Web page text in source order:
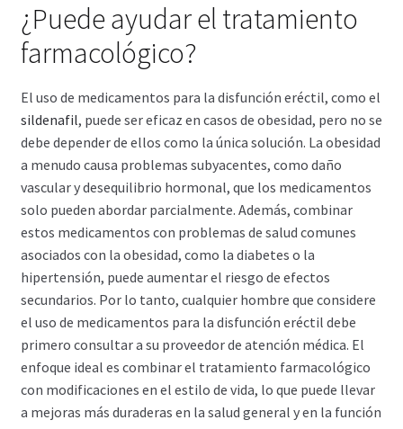
¿Puede ayudar el tratamiento
farmacológico?
El uso de medicamentos para la disfunción eréctil, como el
sildenafil, puede ser eficaz en casos de obesidad, pero no se
debe depender de ellos como la única solución. La obesidad
a menudo causa problemas subyacentes, como daño
vascular y desequilibrio hormonal, que los medicamentos
solo pueden abordar parcialmente. Además, combinar
estos medicamentos con problemas de salud comunes
asociados con la obesidad, como la diabetes o la
hipertensión, puede aumentar el riesgo de efectos
secundarios. Por lo tanto, cualquier hombre que considere
el uso de medicamentos para la disfunción eréctil debe
primero consultar a su proveedor de atención médica. El
enfoque ideal es combinar el tratamiento farmacológico
con modificaciones en el estilo de vida, lo que puede llevar
a mejoras más duraderas en la salud general y en la función